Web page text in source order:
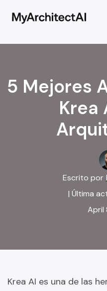
5 Mejores
Krea
Escrito por
| Última
April
Krea AI es una de las